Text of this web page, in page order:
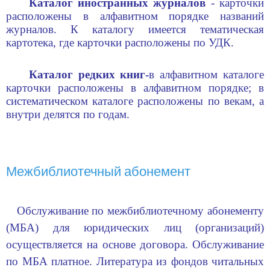
Каталог иностранных журналов - карточки
расположены в алфавитном порядке названий
журналов. К каталогу имеется тематическая
картотека, где карточки расположены по УДК.
Каталог редких книг-в алфавитном каталоге
карточки расположены в алфавитном порядке; в
систематическом каталоге расположены по векам, а
внутри делятся по годам.
Межбиблиотечный абонемент
Обслуживание по межбиблиотечному абонементу
(МБА) для юридических лиц (организаций)
осуществляется на основе договора. Обслуживание
по МБА платное. Литература из фондов читальных